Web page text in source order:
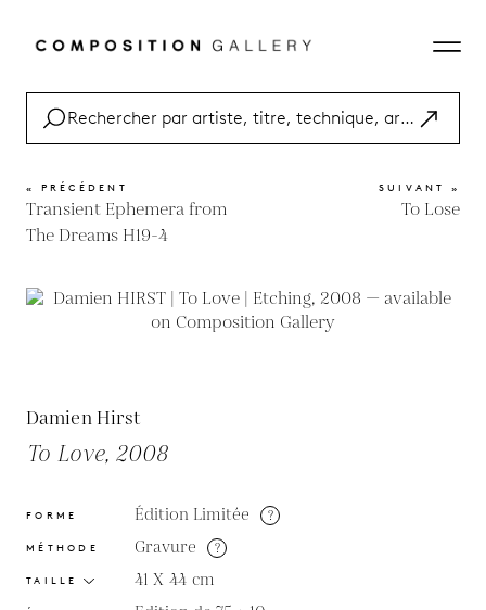
« PRÉCÉDENT
Transient Ephemera from
The Dreams H19-4
SUIVANT »
To Lose
Damien Hirst
To Love, 2008
FORME Édition Limitée ?
MÉTHODE Gravure ?
TAILLE 41 X 44 cm